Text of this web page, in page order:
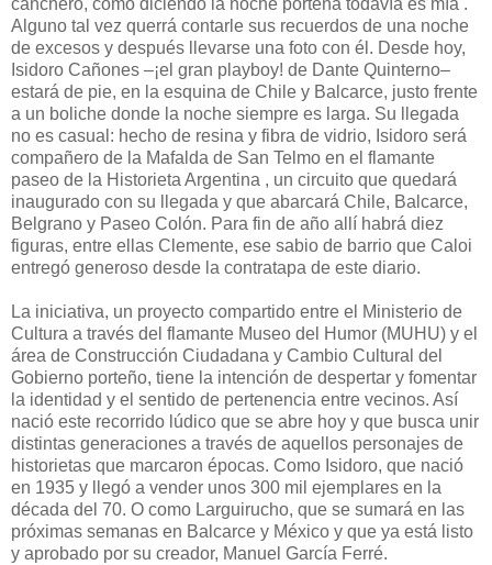
canchero, como diciendo la noche porteña todavía es mía .
Alguno tal vez querrá contarle sus recuerdos de una noche
de excesos y después llevarse una foto con él. Desde hoy,
Isidoro Cañones –¡el gran playboy! de Dante Quinterno–
estará de pie, en la esquina de Chile y Balcarce, justo frente
a un boliche donde la noche siempre es larga. Su llegada
no es casual: hecho de resina y fibra de vidrio, Isidoro será
compañero de la Mafalda de San Telmo en el flamante
paseo de la Historieta Argentina , un circuito que quedará
inaugurado con su llegada y que abarcará Chile, Balcarce,
Belgrano y Paseo Colón. Para fin de año allí habrá diez
figuras, entre ellas Clemente, ese sabio de barrio que Caloi
entregó generoso desde la contratapa de este diario.
La iniciativa, un proyecto compartido entre el Ministerio de
Cultura a través del flamante Museo del Humor (MUHU) y el
área de Construcción Ciudadana y Cambio Cultural del
Gobierno porteño, tiene la intención de despertar y fomentar
la identidad y el sentido de pertenencia entre vecinos. Así
nació este recorrido lúdico que se abre hoy y que busca unir
distintas generaciones a través de aquellos personajes de
historietas que marcaron épocas. Como Isidoro, que nació
en 1935 y llegó a vender unos 300 mil ejemplares en la
década del 70. O como Larguirucho, que se sumará en las
próximas semanas en Balcarce y México y que ya está listo
y aprobado por su creador, Manuel García Ferré.